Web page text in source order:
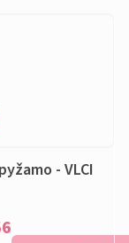
- VLCI